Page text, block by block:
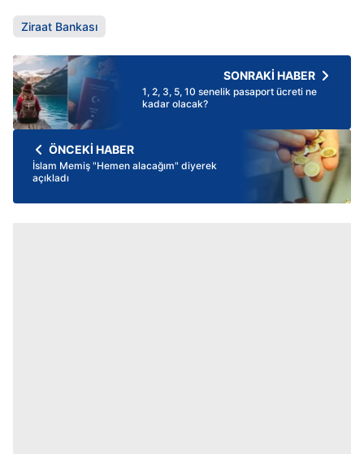
Ziraat Bankası
SONRAKİ HABER
1, 2, 3, 5, 10 senelik pasaport ücreti ne
kadar olacak?
ÖNCEKİ HABER
İslam Memiş "Hemen alacağım" diyerek
açıkladı